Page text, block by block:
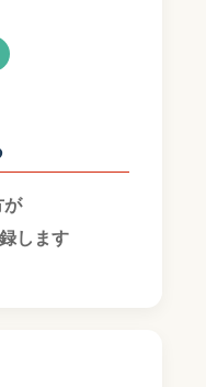
が
します